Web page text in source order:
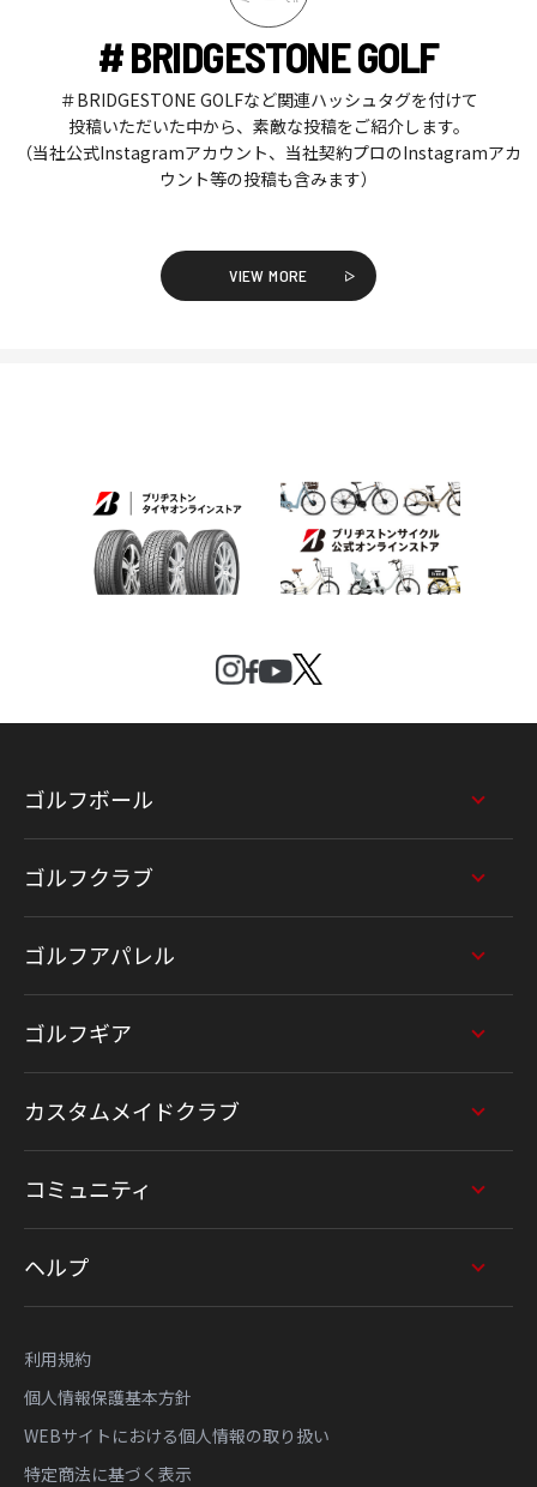
# BRIDGESTONE GOLF
＃BRIDGESTONE GOLFなど関連ハッシュタグを付けて
投稿いただいた中から、素敵な投稿をご紹介します。
（当社公式Instagramアカウント、当社契約プロのInstagramアカ
ウント等の投稿も含みます）
VIEW MORE
ゴルフボール
ゴルフクラブ
ゴルフアパレル
ゴルフギア
カスタムメイドクラブ
コミュニティ
ヘルプ
利用規約
個人情報保護基本方針
WEBサイトにおける個人情報の取り扱い
特定商法に基づく表示